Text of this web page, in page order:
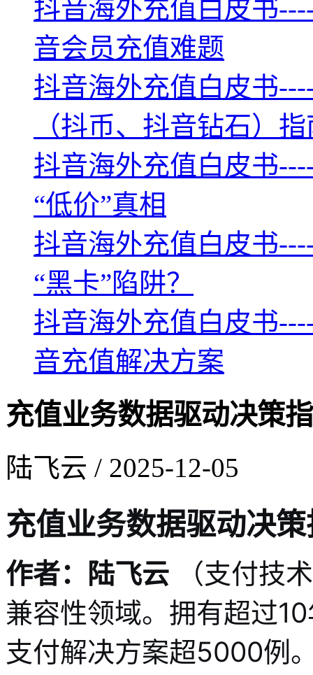
抖音海外充值白皮书
音会员充值难题
抖音海外充值白皮书
（抖币、抖音钻石）
抖音海外充值白皮书
“低价”真相
抖音海外充值白皮书
“黑卡”陷阱？
抖音海外充值白皮书
音充值解决方案
充值业务数据驱动决策
陆飞云 / 2025-12-05
充值业务数据驱动决
作者：陆飞云 （支付技
兼容性领域。拥有超过
支付解决方案超5000例